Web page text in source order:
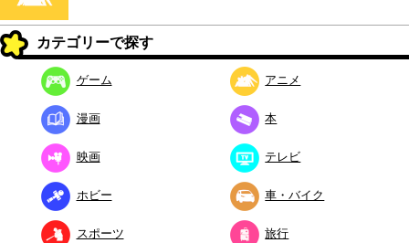
カテゴリーで探す
ゲーム アニメ
漫画 本
映画 テレビ
ホビー 車・バイク
スポーツ 旅行